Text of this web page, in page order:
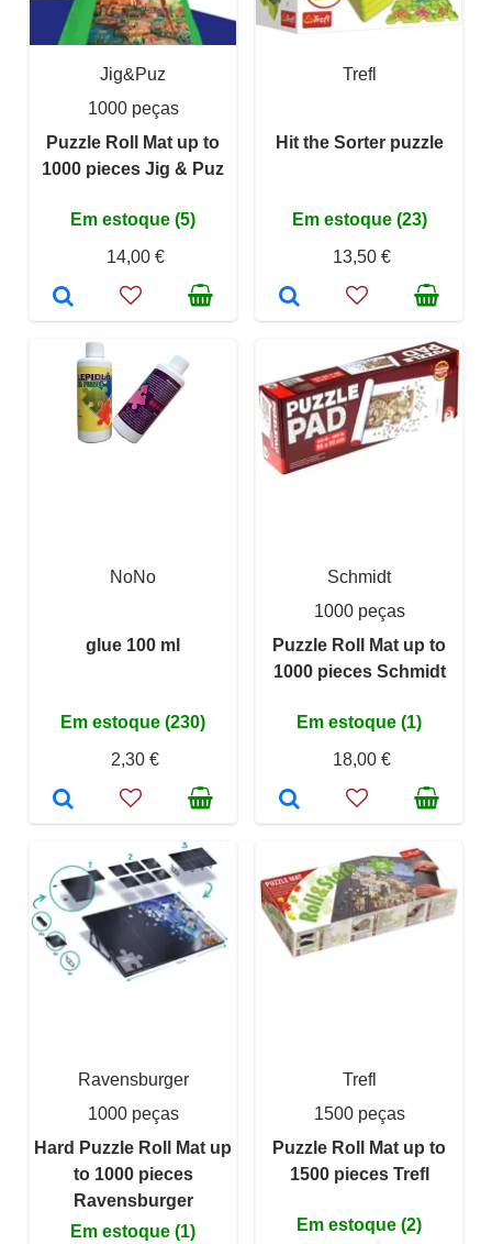
Jig&Puz
1000 peças
Puzzle Roll Mat up to
1000 pieces Jig & Puz
Em estoque (5)
14,00 €
Trefl
Hit the Sorter puzzle
Em estoque (23)
13,50 €
NoNo
glue 100 ml
Em estoque (230)
2,30 €
Schmidt
1000 peças
Puzzle Roll Mat up to
1000 pieces Schmidt
Em estoque (1)
18,00 €
Ravensburger
1000 peças
Hard Puzzle Roll Mat up
to 1000 pieces
Ravensburger
Em estoque (1)
Trefl
1500 peças
Puzzle Roll Mat up to
1500 pieces Trefl
Em estoque (2)